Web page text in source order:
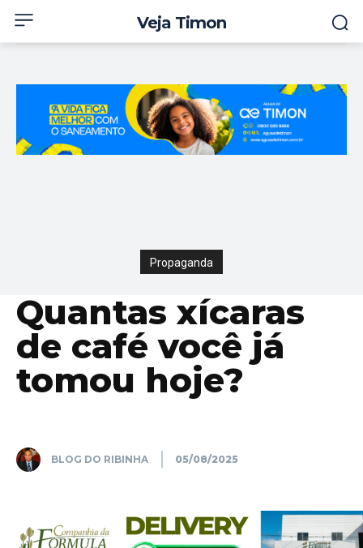
Veja Timon
Propaganda
Quantas xícaras
de café você já
tomou hoje?
BLOG DO RIBINHA 05/08/2025